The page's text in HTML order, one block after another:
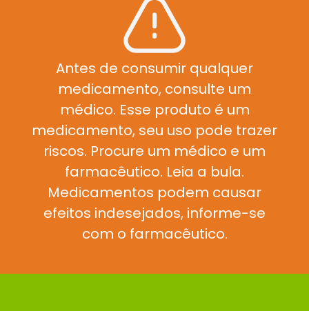
Antes de consumir qualquer
medicamento, consulte um
médico. Esse produto é um
medicamento, seu uso pode trazer
riscos. Procure um médico e um
farmacêutico. Leia a bula.
Medicamentos podem causar
efeitos indesejados, informe-se
com o farmacêutico.